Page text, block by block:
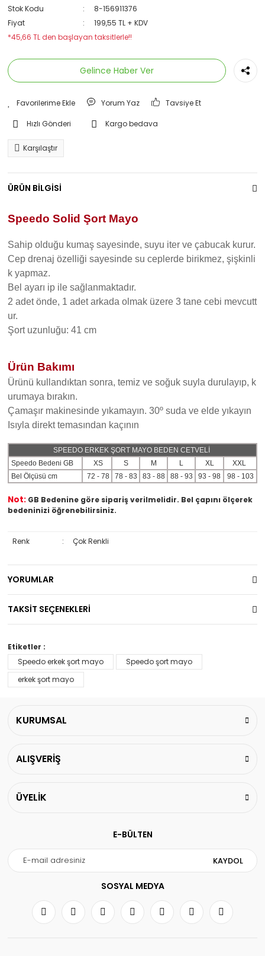
Stok Kodu
8-156911376
Fiyat
199,55 TL + KDV
*45,66 TL den başlayan taksitlerle!!
Gelince Haber Ver
Yorum Yaz Tavsiye Et
Hızlı Gönderi Kargo bedava
Karşılaştır
ÜRÜN BİLGİSİ
Speedo Solid Şort Mayo
Sahip olduğu kumaş sayesinde, suyu iter ve çabucak kurur.
Cep drenaj özelliği sayesinde su ceplerde birikmez, şişkinli
k yapmaz.
Bel ayarı ip ile sağlanmaktadır.
2 adet önde, 1 adet arkada olmak üzere 3 tane cebi mevcutt
ur.
Şort uzunluğu: 41 cm
Ürün Bakımı
Ürünü kullandıktan sonra, temiz ve soğuk suyla durulayıp, k
urumaya bırakın.
Çamaşır makinesinde yıkamayın. 30º suda ve elde yıkayın
Isıyla direkt temasından kaçının
SPEEDO ERKEK ŞORT MAYO BEDEN CETVELİ
Speedo Bedeni GB
XS S M L XL
XXL
Bel Ölçüsü cm
72 - 78 78 - 83 83 - 88 88 - 93 93 - 98 98 - 103
Not: GB Bedenine göre sipariş verilmelidir. Bel çapını ölçerek
bedeninizi öğrenebilirsiniz.
Renk : Çok Renkli
YORUMLAR
TAKSİT SEÇENEKLERİ
Etiketler :
Speedo erkek şort mayo
Speedo şort mayo
erkek şort mayo
KURUMSAL
ALIŞVERİŞ
ÜYELİK
E-BÜLTEN
KAYDOL
SOSYAL MEDYA